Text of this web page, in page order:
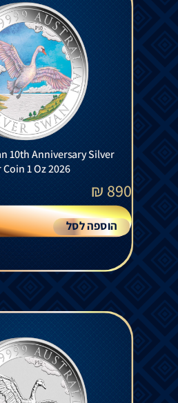
10th Anniversary Silver
1 Oz 2026
890
₪
הוספה לסל